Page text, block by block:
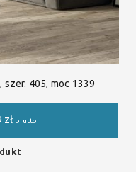
szer. 405, moc 1339
zł brutto